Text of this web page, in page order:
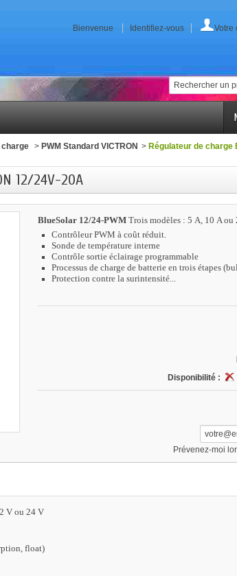
Bienvenue Identifiez-vous Votre
charge > PWM Standard VICTRON > Régulateur de charge
12/24V-20A
BlueSolar 12/24-PWMTrois modèles : 5 A, 10 A ou
Contrôleur PWM à coût réduit.
Sonde de température interne
Contrôle sortie éclairage programmable
Processus de charge de batterie en trois étapes
Protection contre la surintensité...
Disponibilité :
Prévenez-moi
V ou 24 V
float)